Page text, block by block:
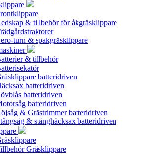
& tillbehör för åkgräsklippare
turn & spakgräsklippare
& tillbehör
batteridriven
batteridriven
batteridriven
batteridriven
& Grästrimmer batteridriven
& stånghäcksax batteridriven
Gräsklippare